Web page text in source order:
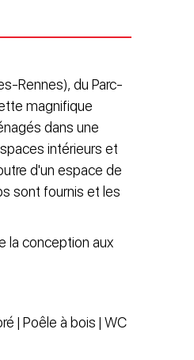
Rennes), du Parc-
magnifique
dans une
intérieurs et
d'un espace de
sont fournis et les
la conception aux
| Poêle à bois | WC